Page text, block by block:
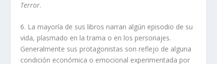
Terror.
6. La mayoría de sus libros narran algún episodio de su
vida, plasmado en la trama o en los personajes.
Generalmente sus protagonistas son reflejo de alguna
condición económica o emocional experimentada por